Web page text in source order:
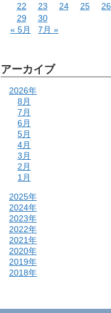
22
23 24 25 26
29
30
« 5月
7月 »
アーカイブ
2026年
8月
7月
6月
5月
4月
3月
2月
1月
2025年
2024年
2023年
2022年
2021年
2020年
2019年
2018年